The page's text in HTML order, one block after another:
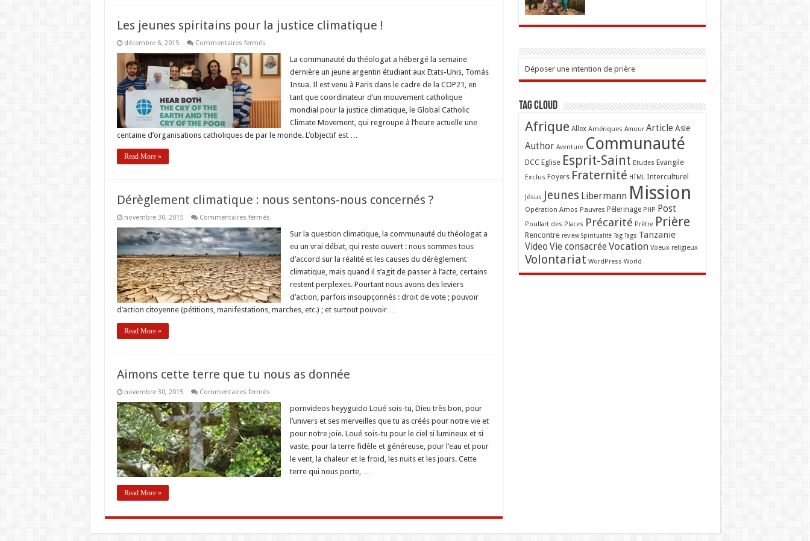
Les jeunes spiritains pour la justice climatique !
décembre 6, 2015 Commentaires ferméssur
jeunes
spiritains
pour
la
climatique
La communauté du théologat a hébergé la semaine
dernière un jeune argentin étudiant aux Etats-Unis, Tomás
Insua. Il est venu à Paris dans le cadre de la COP21, en
tant que coordinateur d’un mouvement catholique
mondial pour la justice climatique, le Global Catholic
Climate Movement, qui regroupe à l’heure actuelle une
centaine d’organisations catholiques de par le monde. L’objectif est …
Read More »
Dérèglement climatique : nous sentons-nous concernés ?
novembre 30, 2015 Commentaires ferméssur
climatique
:
nous
sentons-
nous
concernés
?
Sur la question climatique, la communauté du théologat a
eu un vrai débat, qui reste ouvert : nous sommes tous
d’accord sur la réalité et les causes du dérèglement
climatique, mais quand il s’agit de passer à l’acte, certains
restent perplexes. Pourtant nous avons des leviers
d’action, parfois insoupçonnés : droit de vote ; pouvoir
d’action citoyenne (pétitions, manifestations, marches, etc.) ; et surtout pouvoir …
Read More »
Aimons cette terre que tu nous as donnée
novembre 30, 2015 Commentaires ferméssur
cette
terre
que
tu
nous
as
donnée
pornvideos heyyguido Loué sois-tu, Dieu très bon, pour
l’univers et ses merveilles que tu as créés pour notre vie et
pour notre joie. Loué sois-tu pour le ciel si lumineux et si
vaste, pour la terre fidèle et généreuse, pour l’eau et pour
le vent, la chaleur et le froid, les nuits et les jours. Cette
terre qui nous porte, …
Read More »
Déposer une intention de prière
Tag Cloud
Afrique Allex Amériques Amour Article Asie
Author Aventure Communauté
DCC Eglise Esprit-Saint Etudes Evangile
Exclus Foyers Fraternité HTML Interculturel
Jésus Jeunes Libermann Mission
Opération Amos Pauvres Pèlerinage PHP Post
Poullart des Places Précarité Prêtre Prière
Rencontre review Spiritualité Tag Tags Tanzanie
Video Vie consacrée Vocation Voeux religieux
Volontariat WordPress World